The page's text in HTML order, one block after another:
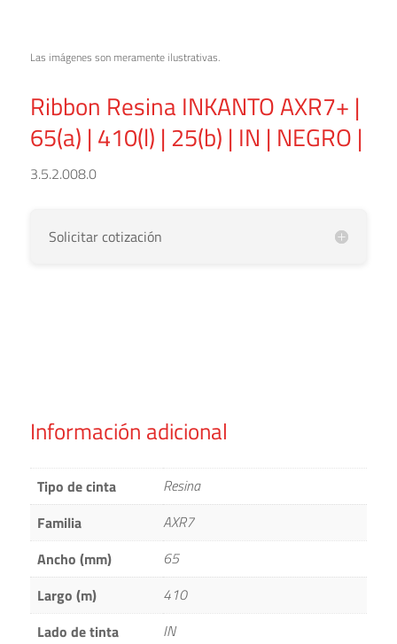
Las imágenes son meramente ilustrativas.
Ribbon Resina INKANTO AXR7+ |
65(a) | 410(l) | 25(b) | IN | NEGRO |
3.5.2.008.0
Solicitar cotización
Información adicional
Tipo de cinta
Resina
Familia
AXR7
Ancho (mm)
65
Largo (m)
410
Lado de tinta
IN